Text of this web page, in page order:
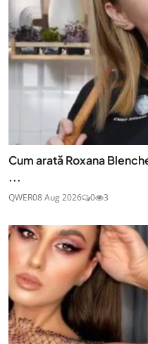
Cum arată Roxana
...
QWER08 Aug 2026 0 3